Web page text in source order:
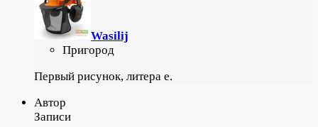
Wasilij
Пригород
Первый рисунок, литера е.
Автор
Записи